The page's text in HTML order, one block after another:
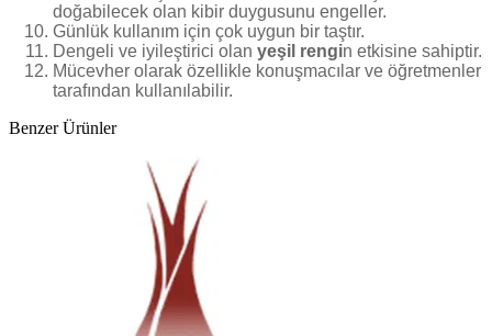
doğabilecek olan kibir duygusunu engeller.
Günlük kullanım için çok uygun bir taştır.
Dengeli ve iyileştirici olan yeşil rengin etkisine sahiptir.
Mücevher olarak özellikle konuşmacılar ve öğretmenler
tarafından kullanılabilir.
Benzer Ürünler